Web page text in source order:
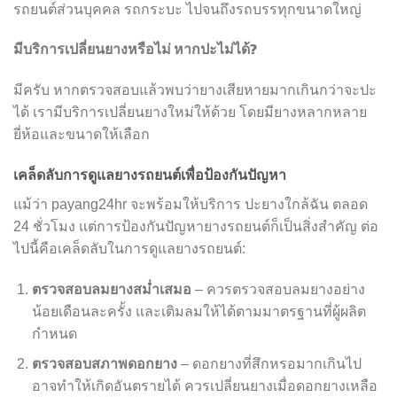
รถยนต์ส่วนบุคคล รถกระบะ ไปจนถึงรถบรรทุกขนาดใหญ่
มีบริการเปลี่ยนยางหรือไม่ หากปะไม่ได้?
มีครับ หากตรวจสอบแล้วพบว่ายางเสียหายมากเกินกว่าจะปะ
ได้ เรามีบริการเปลี่ยนยางใหม่ให้ด้วย โดยมียางหลากหลาย
ยี่ห้อและขนาดให้เลือก
เคล็ดลับการดูแลยางรถยนต์เพื่อป้องกันปัญหา
แม้ว่า payang24hr จะพร้อมให้บริการ ปะยางใกล้ฉัน ตลอด
24 ชั่วโมง แต่การป้องกันปัญหายางรถยนต์ก็เป็นสิ่งสำคัญ ต่อ
ไปนี้คือเคล็ดลับในการดูแลยางรถยนต์:
ตรวจสอบลมยางสม่ำเสมอ – ควรตรวจสอบลมยางอย่าง
น้อยเดือนละครั้ง และเติมลมให้ได้ตามมาตรฐานที่ผู้ผลิต
กำหนด
ตรวจสอบสภาพดอกยาง– ดอกยางที่สึกหรอมากเกินไป
อาจทำให้เกิดอันตรายได้ ควรเปลี่ยนยางเมื่อดอกยางเหลือ